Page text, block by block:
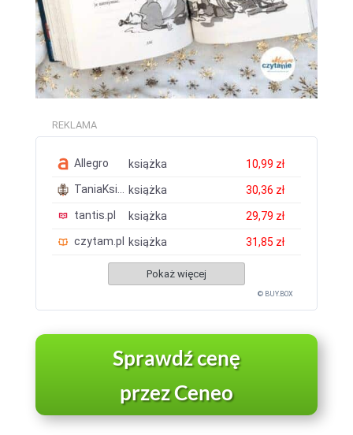
REKLAMA
Allegro książka
10,99 zł
TaniaKsiazka.pl
książka
30,36 zł
tantis.pl
książka
29,79 zł
czytam.pl
książka 31,85 zł
Pokaż więcej
© BUY.BOX
Sprawdź cenę
przez Ceneo